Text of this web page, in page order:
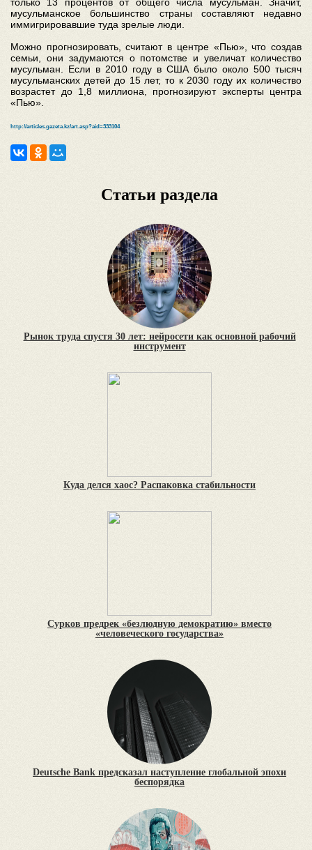
мусульманское большинство страны составляют недавно
иммигрировавшие туда зрелые люди.
Можно прогнозировать, считают в центре «Пью», что создав
семьи, они задумаются о потомстве и увеличат количество
мусульман. Если в 2010 году в США было около 500 тысяч
мусульманских детей до 15 лет, то к 2030 году их количество
возрастет до 1,8 миллиона, прогнозируют эксперты центра
«Пью».
http://articles.gazeta.kz/art.asp?aid=333104
Статьи раздела
Рынок труда спустя 30 лет: нейросети как основной рабочий
инструмент
Куда делся хаос? Распаковка стабильности
Сурков предрек «безлюдную демократию» вместо
«человеческого государства»
Deutsche Bank предсказал наступление глобальной эпохи
беспорядка